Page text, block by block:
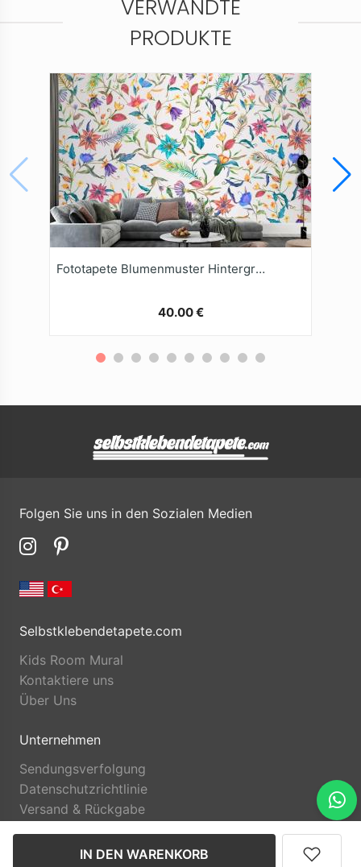
IN DEN WARENKORB
VERWANDTE
PRODUKTE
Fototapete Blumenmuster Hintergrund
40.00 €
Folgen Sie uns in den Sozialen Medien
Selbstklebendetapete.com
Kids Room Mural
Kontaktiere uns
Über Uns
Unternehmen
Sendungsverfolgung
Datenschutzrichtlinie
Versand & Rückgabe